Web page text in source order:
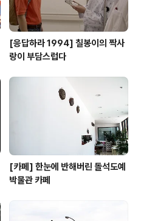
[응답하라 1994] 칠봉이의 짝사
랑이 부담스럽다
[카페] 한눈에 반해버린 돌석도예
박물관 카페